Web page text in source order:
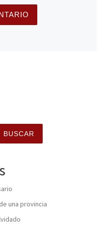
BUSCAR
una provincia